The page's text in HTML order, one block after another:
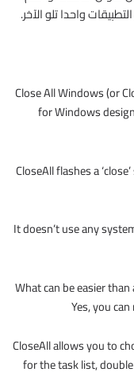
واحدا تلو الآخر.
Close All Windows (or
for Windows
CloseAll flashes a
It doesn’t use any
What can be easier
Yes, you
CloseAll allows you to
for the task list,